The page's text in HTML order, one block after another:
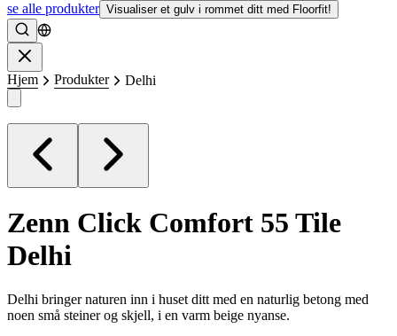
se alle produkter Visualiser et gulv i rommet ditt med Floorfit!
Søke
Hjem Produkter Delhi
Zenn Click Comfort 55 Tile
Delhi
Delhi bringer naturen inn i huset ditt med en naturlig betong med
noen små steiner og skjell, i en varm beige nyanse.